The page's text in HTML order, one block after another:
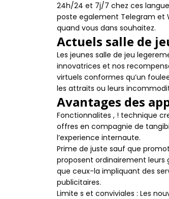
24h/24 et 7j/7 chez ces
poste egalement Telegram et
quand vous dans souhaitez.
Actuels salle de
Les jeunes salle de jeu
innovatrices et nos
virtuels conformes qu’un
les attraits ou leurs
Avantages des
Fonctionnalites , ! technique
offres en compagnie de
l’experience internaute.
Prime de juste sauf que
proposent ordinairement leurs
que ceux-la impliquant des
publicitaires.
Limite s et conviviales : Les